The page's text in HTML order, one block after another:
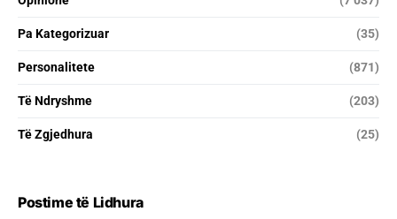
Pa Kategorizuar (35)
Personalitete (871)
Të Ndryshme (203)
Të Zgjedhura (25)
Postime të Lidhura